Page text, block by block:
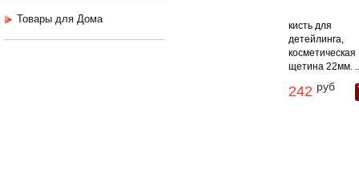
Товары для Дома
кисть для
детейлинга,
косметическая
щетина 22мм.
242 руб